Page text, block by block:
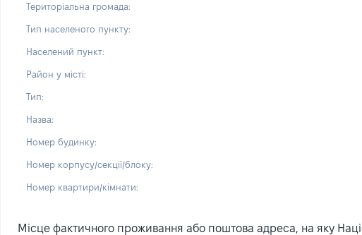
Територіальна громада:
Тип населеного пункту:
Населений пункт:
Район у місті:
Тип:
Назва:
Номер будинку:
Номер корпусу/секції/блоку:
Номер квартири/кімнати:
Місце фактичного проживання або поштова адреса, на яку